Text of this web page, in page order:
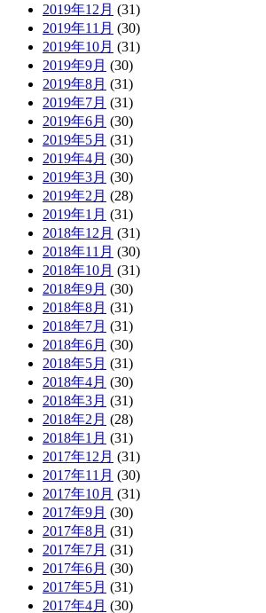
2019年12月 (31)
2019年11月 (30)
2019年10月 (31)
2019年9月 (30)
2019年8月 (31)
2019年7月 (31)
2019年6月 (30)
2019年5月 (31)
2019年4月 (30)
2019年3月 (30)
2019年2月 (28)
2019年1月 (31)
2018年12月 (31)
2018年11月 (30)
2018年10月 (31)
2018年9月 (30)
2018年8月 (31)
2018年7月 (31)
2018年6月 (30)
2018年5月 (31)
2018年4月 (30)
2018年3月 (31)
2018年2月 (28)
2018年1月 (31)
2017年12月 (31)
2017年11月 (30)
2017年10月 (31)
2017年9月 (30)
2017年8月 (31)
2017年7月 (31)
2017年6月 (30)
2017年5月 (31)
2017年4月 (30)